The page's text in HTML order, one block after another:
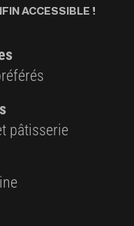
ACCESSIBLE !
pâtisserie